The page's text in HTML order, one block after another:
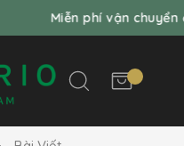
Miễn phí vận chuyển đơn